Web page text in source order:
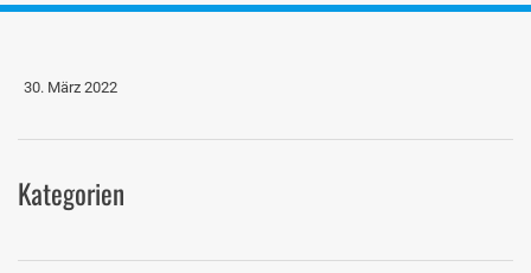
30. März 2022
Kategorien